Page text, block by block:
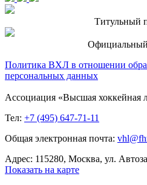
Титульный
Политика ВХЛ в отношении
персональных данных
Ассоциация «Высшая хоккейная
Тел: +7 (495) 647-71-11
Общая электронная почта:
Адрес: 115280, Москва, ул.
Показать на карте